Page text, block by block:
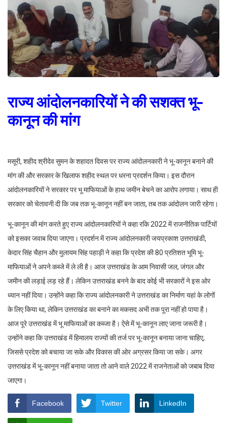
राज्य आंदोलनकारियों ने की सशक्त भू-
कानून की मांग
मसूरी, शहीद श्रीदेव सुमन के शहादत दिवस पर राज्य आंदोलनकारी ने भू-कानून बनाने की
मांग की और सरकार के खिलाफ शहीद स्थल पर धरना प्रदर्शन किया। इस दौरान
आंदोलनकारियों ने सरकार पर भू माफियाओं के हाथ जमीन बेचने का आरोप लगाया। साथ ही
सरकार को चेतावनी दी कि जब तक भू-कानून नहीं बन जाता, तब तक आंदोलन जारी रहेगा।
भू-कानून की मांग करते हुए राज्य आंदोलनकारियों ने कहा रकि 2022 में राजनीतिक पार्टियों
को इसका जवाब दिया जाएगा। प्रदर्शन में राज्य आंदोलनकारी जयप्रकाश उत्तराखंडी,
केदार सिंह चैहान और मुलायम सिंह पहाड़ी ने कहा कि प्रदेश की 80 प्रतिशत भूमि भू-
माफियाओं ने अपने कब्जे में ले ली है। आज उत्तराखंड के आम निवासी जल, जंगल और
जमीन की लड़ाई लड़ रहे हैं। लेकिन उत्तराखंड बनने के बाद कोई भी सरकारों ने इस ओर
ध्यान नहीं दिया। उन्होंने कहा कि राज्य आंदोलनकारी ने उत्तराखंड का निर्माण यहां के लोगों
के लिए किया था, लेकिन उत्तराखंड का बनाने का मकसद अभी तक पूरा नहीं हो पाया है।
आज पूरे उत्तराखंड में भू माफियाओं का कब्जा है। ऐसे में भू-कानून लाए जाना जरूरी है।
उन्होंने कहा कि उत्तराखंड में हिमालय राज्यों की तर्ज पर भू-कानून बनाया जाना चाहिए,
जिससे प्रदेश को बचाया जा सके और विकास की ओर अग्रसर किया जा सके। अगर
उत्तराखंड में भू-कानून नहीं बनाया जाता तो आने वाले 2022 में राजनेताओं को जबाब दिया
जाएगा।
Facebook Twitter LinkedIn